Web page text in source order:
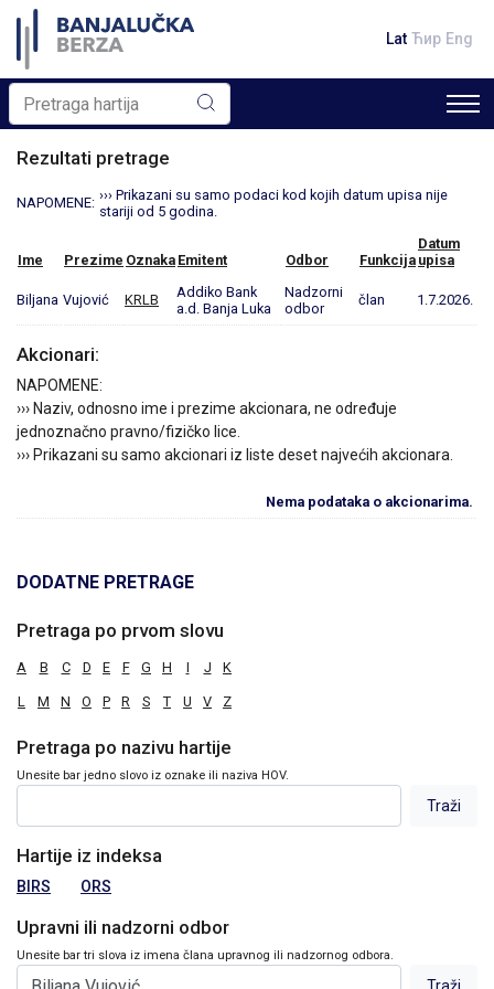
Lat Ћир Eng
Rezultati pretrage
NAPOMENE: ››› Prikazani su samo podaci kod kojih datum upisa nije
stariji od 5 godina.
Ime Prezime Oznaka Emitent Odbor Funkcija
Datum
upisa
Biljana Vujović KRLB
Addiko Bank
a.d. Banja Luka
Nadzorni
odbor
član 1.7.2026.
Akcionari:
NAPOMENE:
››› Naziv, odnosno ime i prezime akcionara, ne određuje
jednoznačno pravno/fizičko lice.
››› Prikazani su samo akcionari iz liste deset najvećih akcionara.
Nema podataka o akcionarima.
DODATNE PRETRAGE
Pretraga po prvom slovu
A B C D E F G H I J K
L M N O P R S T U V Z
Pretraga po nazivu hartije
Unesite bar jedno slovo iz oznake ili naziva HOV.
Hartije iz indeksa
BIRS ORS
Upravni ili nadzorni odbor
Unesite bar tri slova iz imena člana upravnog ili nadzornog odbora.